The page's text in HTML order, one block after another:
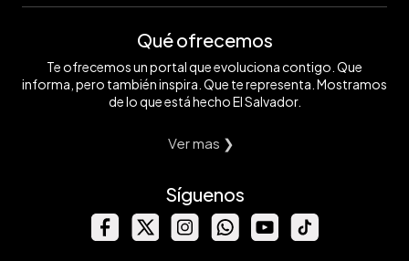
Qué ofrecemos
Te ofrecemos un portal que evoluciona contigo. Que
informa, pero también inspira. Que te representa. Mostramos
de lo que está hecho El Salvador.
Ver mas ❯
Síguenos